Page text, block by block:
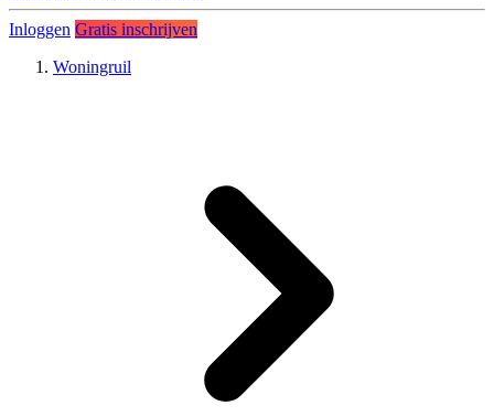
Inloggen Gratis inschrijven
Woningruil